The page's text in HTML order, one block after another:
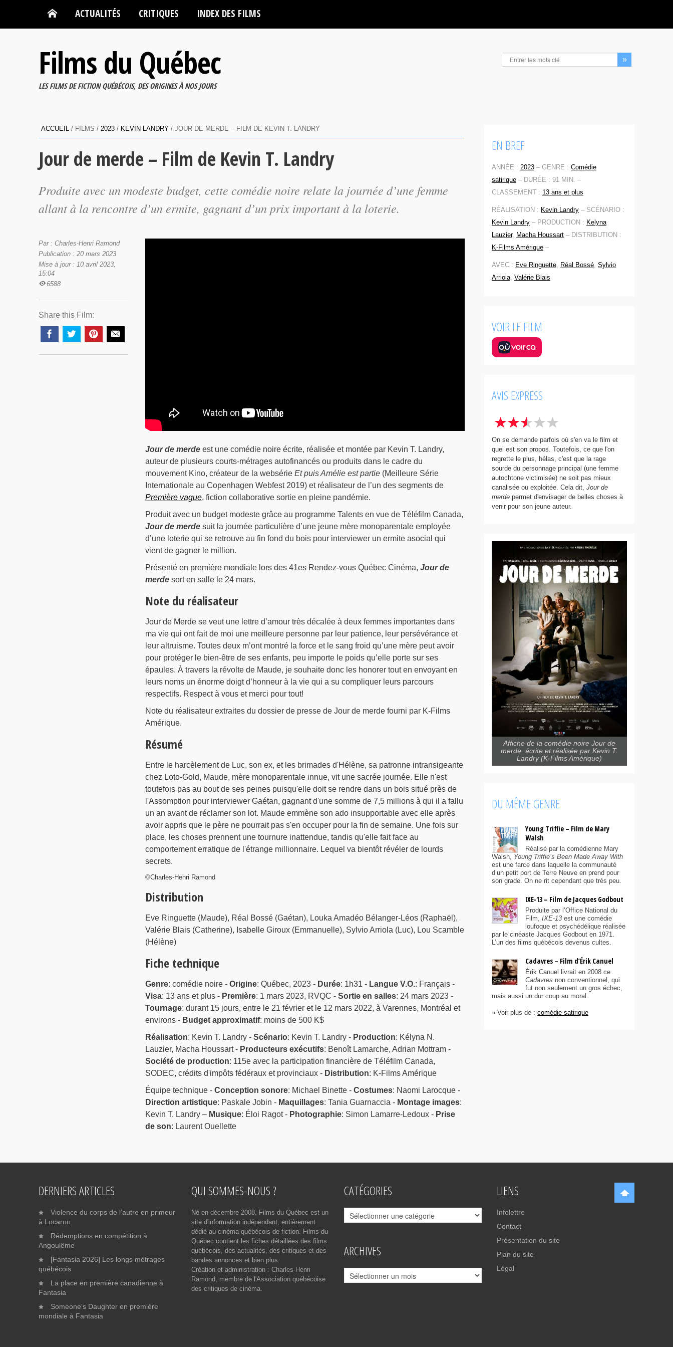
ACTUALITÉS CRITIQUES INDEX DES FILMS
Films du Québec
LES FILMS DE FICTION QUÉBÉCOIS, DES ORIGINES À NOS JOURS
ACCUEIL / FILMS / 2023 / KEVIN LANDRY / JOUR DE MERDE – FILM DE KEVIN T. LANDRY
Jour de merde – Film de Kevin T. Landry
Produite avec un modeste budget, cette comédie noire relate la journée d’une femme
allant à la rencontre d’un ermite, gagnant d’un prix important à la loterie.
Par : Charles-Henri Ramond
Publication : 20 mars 2023
Mise à jour : 10 avril 2023,
15:04
6588
Share this Film:
Jour de merdeest une comédie noire écrite, réalisée et montée par Kevin T. Landry,
auteur de plusieurs courts-métrages autofinancés ou produits dans le cadre du
mouvement Kino, créateur de la websérie Et puis Amélie est partie(Meilleure Série
Internationale au Copenhagen Webfest 2019) et réalisateur de l’un des segments de
Première vague, fiction collaborative sortie en pleine pandémie.
Produit avec un budget modeste grâce au programme Talents en vue de Téléfilm Canada,
Jour de merdesuit la journée particulière d’une jeune mère monoparentale employée
d’une loterie qui se retrouve au fin fond du bois pour interviewer un ermite asocial qui
vient de gagner le million.
Présenté en première mondiale lors des 41es Rendez-vous Québec Cinéma, Jour de
merdesort en salle le 24 mars.
Note du réalisateur
Jour de Merde se veut une lettre d’amour très décalée à deux femmes importantes dans
ma vie qui ont fait de moi une meilleure personne par leur patience, leur persévérance et
leur altruisme. Toutes deux m’ont montré la force et le sang froid qu’une mère peut avoir
pour protéger le bien-être de ses enfants, peu importe le poids qu’elle porte sur ses
épaules. À travers la révolte de Maude, je souhaite donc les honorer tout en envoyant en
leurs noms un énorme doigt d’honneur à la vie qui a su compliquer leurs parcours
respectifs. Respect à vous et merci pour tout!
Note du réalisateur extraites du dossier de presse de Jour de merde fourni par K-Films
Amérique.
Résumé
Entre le harcèlement de Luc, son ex, et les brimades d'Hélène, sa patronne intransigeante
chez Loto-Gold, Maude, mère monoparentale innue, vit une sacrée journée. Elle n'est
toutefois pas au bout de ses peines puisqu'elle doit se rendre dans un bois situé près de
l'Assomption pour interviewer Gaétan, gagnant d'une somme de 7,5 millions à qui il a fallu
un an avant de réclamer son lot. Maude emmène son ado insupportable avec elle après
avoir appris que le père ne pourrait pas s'en occuper pour la fin de semaine. Une fois sur
place, les choses prennent une tournure inattendue, tandis qu'elle fait face au
comportement erratique de l'étrange millionnaire. Lequel va bientôt révéler de lourds
secrets.
©Charles-Henri Ramond
Distribution
Eve Ringuette (Maude), Réal Bossé (Gaétan), Louka Amadéo Bélanger-Léos (Raphaël),
Valérie Blais (Catherine), Isabelle Giroux (Emmanuelle), Sylvio Arriola (Luc), Lou Scamble
(Hélène)
Fiche technique
Genre: comédie noire - Origine: Québec, 2023 - Durée: 1h31 - Langue V.O.: Français -
Visa: 13 ans et plus - Première: 1 mars 2023, RVQC - Sortie en salles: 24 mars 2023 -
Tournage: durant 15 jours, entre le 21 février et le 12 mars 2022, à Varennes, Montréal et
environs - Budget approximatif: moins de 500 K$
Réalisation: Kevin T. Landry - Scénario: Kevin T. Landry - Production: Kélyna N.
Lauzier, Macha Houssart - Producteurs exécutifs: Benoît Lamarche, Adrian Mottram -
Société de production: 115e avec la participation financière de Téléfilm Canada,
SODEC, crédits d'impôts fédéraux et provinciaux - Distribution: K-Films Amérique
Équipe technique - Conception sonore: Michael Binette - Costumes: Naomi Larocque -
Direction artistique: Paskale Jobin - Maquillages: Tania Guarnaccia - Montage images:
Kevin T. Landry – Musique: Éloi Ragot - Photographie: Simon Lamarre-Ledoux - Prise
de son: Laurent Ouellette
EN BREF
ANNÉE : 2023 – GENRE : Comédie
satirique – DURÉE : 91 MIN. –
CLASSEMENT : 13 ans et plus
RÉALISATION : Kevin Landry – SCÉNARIO :
Kevin Landry – PRODUCTION : Kelyna
Lauzier, Macha Houssart – DISTRIBUTION :
K-Films Amérique –
AVEC : Eve Ringuette, Réal Bossé, Sylvio
Arriola, Valérie Blais
VOIR LE FILM
AVIS EXPRESS
On se demande parfois où s'en va le film et
quel est son propos. Toutefois, ce que l'on
regrette le plus, hélas, c'est que la rage
sourde du personnage principal (une femme
autochtone victimisée) ne soit pas mieux
canalisée ou exploitée. Cela dit, Jour de
merde permet d'envisager de belles choses à
venir pour son jeune auteur.
Affiche de la comédie noire Jour de
merde, écrite et réalisée par Kevin T.
Landry (K-Films Amérique)
DU MÊME GENRE
Young Triffie – Film de Mary
Walsh
Réalisé par la comédienne Mary
Walsh, Young Triffie’s Been Made Away With
est une farce dans laquelle la communauté
d’un petit port de Terre Neuve en prend pour
son grade. On ne rit cependant que très peu.
IXE-13 – Film de Jacques Godbout
Produite par l’Office National du
Film, IXE-13 est une comédie
loufoque et psychédélique réalisée
par le cinéaste Jacques Godbout en 1971.
L’un des films québécois devenus cultes.
Cadavres – Film d’Érik Canuel
Érik Canuel livrait en 2008 ce
Cadavres non conventionnel, qui
fut non seulement un gros échec,
mais aussi un dur coup au moral.
» Voir plus de : comédie satirique
DERNIERS ARTICLES
Violence du corps de l’autre en primeur
à Locarno
Rédemptions en compétition à
Angoulême
[Fantasia 2026] Les longs métrages
québécois
La place en première canadienne à
Fantasia
Someone’s Daughter en première
mondiale à Fantasia
QUI SOMMES-NOUS ?
Né en décembre 2008, Films du Québec est un
site d'information indépendant, entièrement
dédié au cinéma québécois de fiction. Films du
Québec contient les fiches détaillées des films
québécois, des actualités, des critiques et des
bandes annonces et bien plus.
Création et administration : Charles-Henri
Ramond, membre de l'Association québécoise
des critiques de cinéma.
CATÉGORIES
Catégories
ARCHIVES
Archives
LIENS
Infolettre
Contact
Présentation du site
Plan du site
Légal